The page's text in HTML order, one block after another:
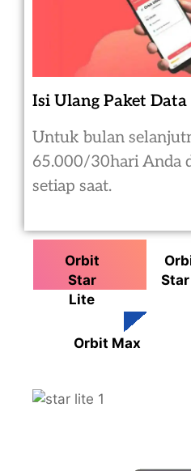
Isi Ulang Paket Data
Untuk bulan
65.000/30hari Anda
setiap saat.
Orbit
Star
Lite
Orbit Max